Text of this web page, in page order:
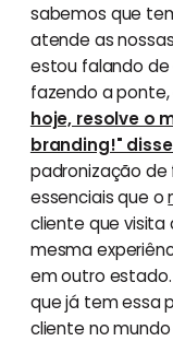
sabemos que
atende as
estou falando
fazendo a
hoje, resolve o
branding!"
padronização de
essenciais que o
cliente que visita
mesma
em outro estado.
que já tem essa
cliente no